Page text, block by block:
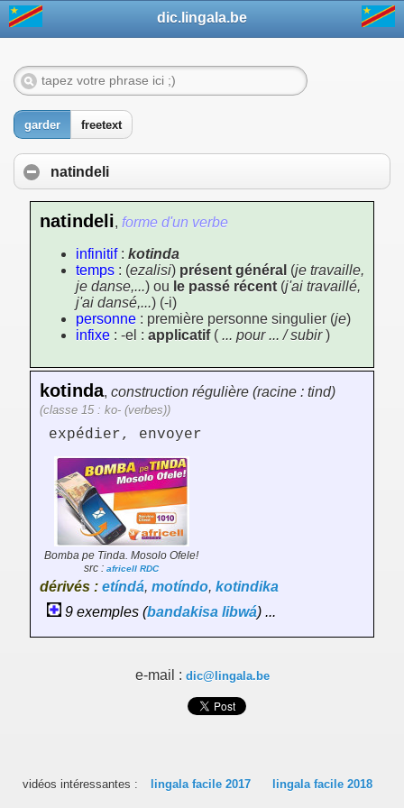
dic.lingala.be
garder freetext
natindeli
natindeli, forme d'un verbe
infinitif: kotinda
temps : (ezalisi) présent général (je travaille,
je danse,...) ou le passé récent (j'ai travaillé,
j'ai dansé,...) (-i)
personne : première personne singulier (je)
infixe : -el : applicatif ( ... pour ... / subir)
kotinda, construction régulière (racine : tind)
(classe 15 : ko- (verbes))
expédier, envoyer
Bomba pe Tinda. Mosolo Ofele!
src : africell RDC
dérivés : etíndá, motíndo, kotindika
9 exemples (bandakisa libwá) ...
e-mail : dic@lingala.be
vidéos intéressantes : lingala facile 2017 lingala facile 2018